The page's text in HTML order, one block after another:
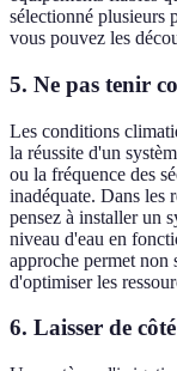
sélectionné plusieurs
vous pouvez les
5. Ne pas tenir
Les conditions
la réussite d'un
ou la fréquence des
inadéquate. Dans les
pensez à installer un
niveau d'eau en
approche permet non
d'optimiser les
6. Laisser de